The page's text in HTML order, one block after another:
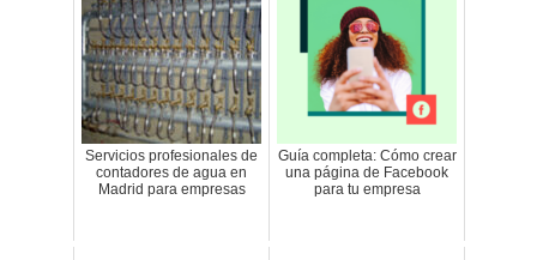
Servicios profesionales de
contadores de agua en
Madrid para empresas
Guía completa: Cómo crear
una página de Facebook
para tu empresa